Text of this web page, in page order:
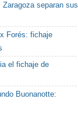
separan sus
Forés: fichaje
el fichaje de
Buonanotte: